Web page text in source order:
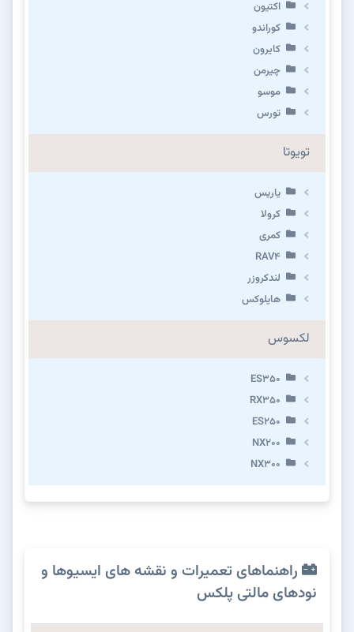
اکتیون
کوراندو
کایرون
چیرمن
موسو
تورس
تویوتا
یاریس
کرولا
کمری
RAV4
لندکروزر
هایلوکس
لکسوس
ES350
RX350
ES250
NX200
NX300
راهنماهای تعمیرات و نقشه های ایسیوها و
نودهای مالتی پلکس